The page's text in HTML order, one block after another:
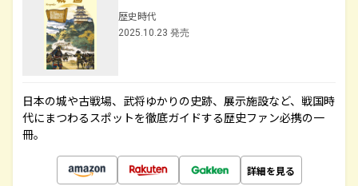
歴史時代
2025.10.23 発売
日本の城や古戦場、武将ゆかりの史跡、展示施設など、戦国時
代にまつわるスポットを徹底ガイドする歴史ファン必携の一
冊。
詳細を見る